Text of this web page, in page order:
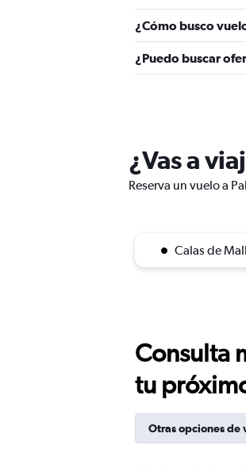
¿Cómo busco
¿Puedo buscar
¿Vas a
Reserva un vuelo a
Calas de
Consulta
tu
Otras opciones de